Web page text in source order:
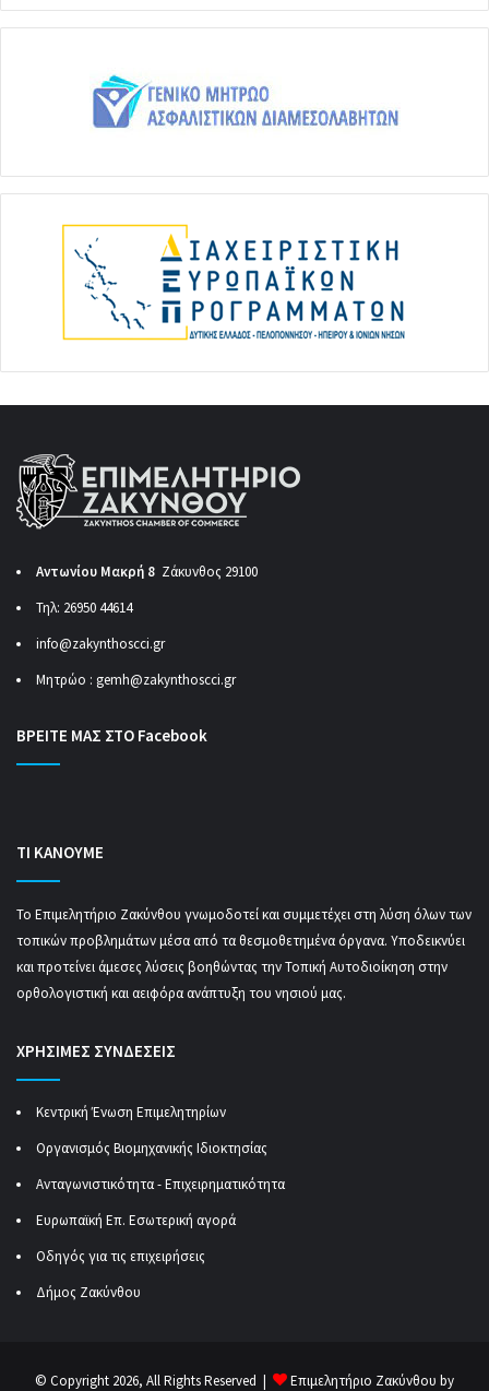
Αντωνίου Μακρή 8 Ζάκυνθος 29100
Τηλ: 26950 44614
info@zakynthoscci.gr
Μητρώο : gemh@zakynthoscci.gr
ΒΡΕΙΤΕ ΜΑΣ ΣΤΟ Facebook
ΤΙ ΚΑΝΟΥΜΕ
Το Επιμελητήριο Ζακύνθου γνωμοδοτεί και συμμετέχει στη λύση όλων των
τοπικών προβλημάτων μέσα από τα θεσμοθετημένα όργανα. Υποδεικνύει
και προτείνει άμεσες λύσεις βοηθώντας την Τοπική Αυτοδιοίκηση στην
ορθολογιστική και αειφόρα ανάπτυξη του νησιού μας.
ΧΡΗΣΙΜΕΣ ΣΥΝΔΕΣΕΙΣ
Κεντρική Ένωση Επιμελητηρίων
Οργανισμός Βιομηχανικής Ιδιοκτησίας
Ανταγωνιστικότητα - Επιχειρηματικότητα
Ευρωπαϊκή Επ. Εσωτερική αγορά
Οδηγός για τις επιχειρήσεις
Δήμος Ζακύνθου
© Copyright 2026, All Rights Reserved | Επιμελητήριο Ζακύνθου by